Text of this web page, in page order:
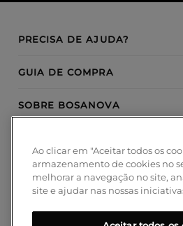
PRECISA DE AJUDA?
GUIA DE COMPRA
SOBRE BOSANOVA
MÉTODOS DE PAGAMENTO
Ao clicar em "Aceitar todos os
armazenamento de cookies no
melhorar a navegação no site,
site e ajudar nas nossas